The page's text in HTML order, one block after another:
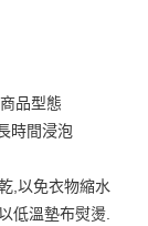
行
行
業銀行
行
行
行
行
行
品型態
時間浸泡
,以免衣物縮水
低溫墊布熨燙.